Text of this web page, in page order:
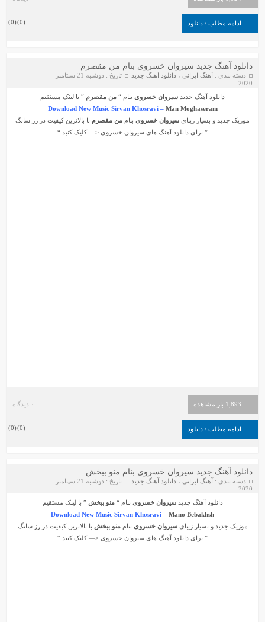
ادامه مطلب / دانلود (
0
)
(
0
)
دانلود آهنگ جدید سیروان خسروی بنام من مقصرم
دسته بندی :آهنگ ایرانی ، دانلود آهنگ جدید
تاریخ : دوشنبه 21 سپتامبر
2020
دانلود آهنگ جدید سیروان خسروی بنام “ من مقصرم ” با لینک مستقیم
Download New Music Sirvan Khosravi – Man Moghaseram
موزیک جدید و بسیار زیبای سیروان خسروی بنام من مقصرم با بالاترین کیفیت در رز سانگ
” برای دانلود آهنگ های سیروان خسروی <— کلیک کنید “
1,893 بار مشاهده ۰ دیدگاه
ادامه مطلب / دانلود (
0
)
(
0
)
دانلود آهنگ جدید سیروان خسروی بنام منو ببخش
دسته بندی :آهنگ ایرانی ، دانلود آهنگ جدید
تاریخ : دوشنبه 21 سپتامبر
2020
دانلود آهنگ جدید سیروان خسروی بنام “ منو ببخش” با لینک مستقیم
Download New Music Sirvan Khosravi – Mano Bebakhsh
موزیک جدید و بسیار زیبایسیروان خسروی بناممنو ببخش با بالاترین کیفیت در رز سانگ
” برای دانلود آهنگ های سیروان خسروی <— کلیک کنید “